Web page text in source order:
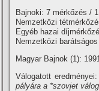
Bajnoki: 7 mérkőzés / 1
Nemzetközi
Egyéb hazai
Nemzetközi
Magyar Bajnok (1):
Válogatott
pályára a *szovjet